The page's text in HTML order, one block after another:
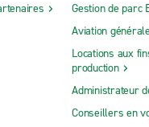
Gestion de parc
Aviation générale
Locations aux
production
Administrateur
Conseillers en